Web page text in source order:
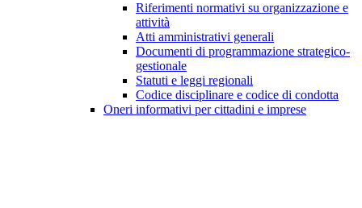
Riferimenti normativi su organizzazione e
attività
Atti amministrativi generali
Documenti di programmazione strategico-
gestionale
Statuti e leggi regionali
Codice disciplinare e codice di condotta
Oneri informativi per cittadini e imprese